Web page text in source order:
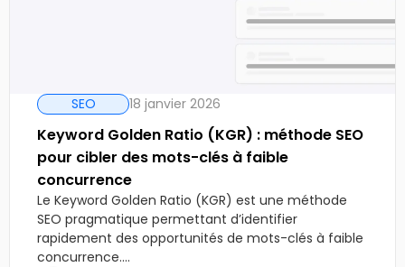
SEO 18 janvier 2026
Keyword Golden Ratio (KGR) : méthode SEO
pour cibler des mots-clés à faible
concurrence
Le Keyword Golden Ratio (KGR) est une méthode
SEO pragmatique permettant d’identifier
rapidement des opportunités de mots-clés à faible
concurrence....